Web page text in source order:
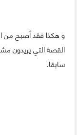
و هكذا فقد أصبح من
القصة التي يريدون
سابقا.